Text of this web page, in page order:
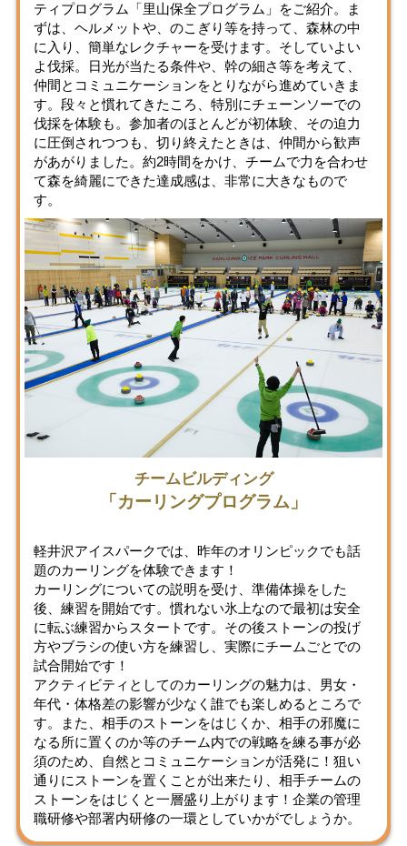
ティプログラム「里山保全プログラム」をご紹介。ま
ずは、ヘルメットや、のこぎり等を持って、森林の中
に入り、簡単なレクチャーを受けます。そしていよい
よ伐採。日光が当たる条件や、幹の細さ等を考えて、
仲間とコミュニケーションをとりながら進めていきま
す。段々と慣れてきたころ、特別にチェーンソーでの
伐採を体験も。参加者のほとんどが初体験、その迫力
に圧倒されつつも、切り終えたときは、仲間から歓声
があがりました。約2時間をかけ、チームで力を合わせ
て森を綺麗にできた達成感は、非常に大きなもので
す。
チームビルディング
「カーリングプログラム」
軽井沢アイスパークでは、昨年のオリンピックでも話
題のカーリングを体験できます！
カーリングについての説明を受け、準備体操をした
後、練習を開始です。慣れない氷上なので最初は安全
に転ぶ練習からスタートです。その後ストーンの投げ
方やブラシの使い方を練習し、実際にチームごとでの
試合開始です！
アクティビティとしてのカーリングの魅力は、男女・
年代・体格差の影響が少なく誰でも楽しめるところで
す。また、相手のストーンをはじくか、相手の邪魔に
なる所に置くのか等のチーム内での戦略を練る事が必
須のため、自然とコミュニケーションが活発に！狙い
通りにストーンを置くことが出来たり、相手チームの
ストーンをはじくと一層盛り上がります！企業の管理
職研修や部署内研修の一環としていかがでしょうか。